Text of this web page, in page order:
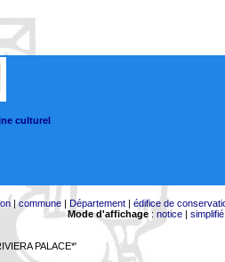
culturel
|commune| Département| édifice de
Mode d'affichage: notice| simplifié
PALACE*'